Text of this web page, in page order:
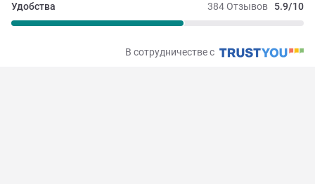
384 Отзывов 5.9/10
Удобства
В сотрудничестве с